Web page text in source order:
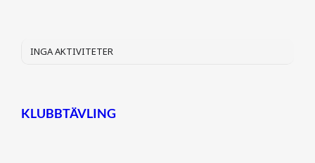
INGA AKTIVITETER
KLUBBTÄVLING